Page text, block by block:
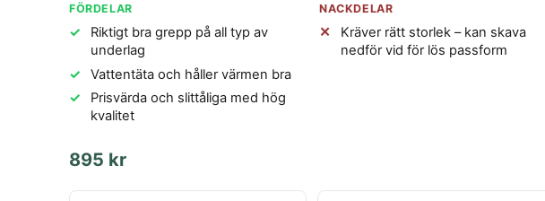
FÖRDELAR
Riktigt bra grepp på all typ av
underlag
Vattentäta och håller värmen bra
Prisvärda och slittåliga med hög
kvalitet
NACKDELAR
Kräver rätt storlek – kan skava
nedför vid för lös passform
895 kr